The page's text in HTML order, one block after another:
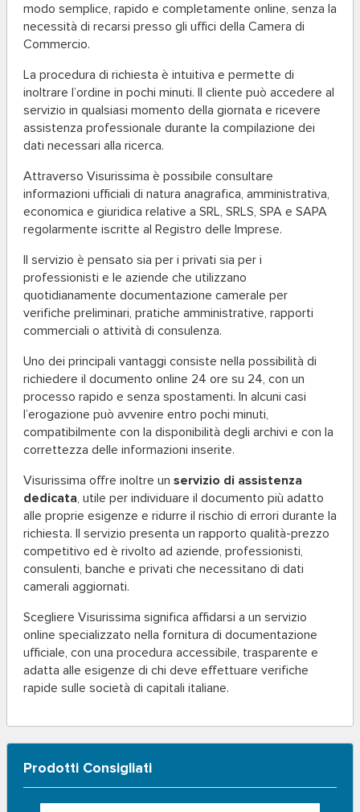
modo semplice, rapido e completamente online, senza la
necessità di recarsi presso gli uffici della Camera di
Commercio.
La procedura di richiesta è intuitiva e permette di
inoltrare l’ordine in pochi minuti. Il cliente può accedere al
servizio in qualsiasi momento della giornata e ricevere
assistenza professionale durante la compilazione dei
dati necessari alla ricerca.
Attraverso Visurissima è possibile consultare
informazioni ufficiali di natura anagrafica, amministrativa,
economica e giuridica relative a SRL, SRLS, SPA e SAPA
regolarmente iscritte al Registro delle Imprese.
Il servizio è pensato sia per i privati sia per i
professionisti e le aziende che utilizzano
quotidianamente documentazione camerale per
verifiche preliminari, pratiche amministrative, rapporti
commerciali o attività di consulenza.
Uno dei principali vantaggi consiste nella possibilità di
richiedere il documento online 24 ore su 24, con un
processo rapido e senza spostamenti. In alcuni casi
l’erogazione può avvenire entro pochi minuti,
compatibilmente con la disponibilità degli archivi e con la
correttezza delle informazioni inserite.
Visurissima offre inoltre un servizio di assistenza
dedicata, utile per individuare il documento più adatto
alle proprie esigenze e ridurre il rischio di errori durante la
richiesta. Il servizio presenta un rapporto qualità-prezzo
competitivo ed è rivolto ad aziende, professionisti,
consulenti, banche e privati che necessitano di dati
camerali aggiornati.
Scegliere Visurissima significa affidarsi a un servizio
online specializzato nella fornitura di documentazione
ufficiale, con una procedura accessibile, trasparente e
adatta alle esigenze di chi deve effettuare verifiche
rapide sulle società di capitali italiane.
Prodotti Consigliati